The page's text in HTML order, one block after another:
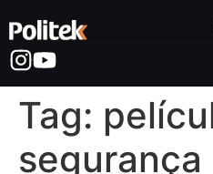
Tag:
segurança